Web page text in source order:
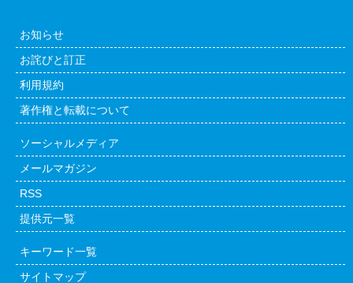
お知らせ
お詫びと訂正
利用規約
著作権と転載について
ソーシャルメディア
メールマガジン
RSS
提供元一覧
キーワード一覧
サイトマップ